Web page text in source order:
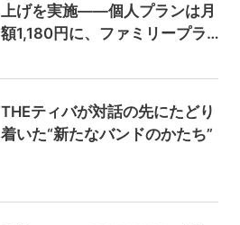
上げを実施——個人プランは月
額1,180円に、ファミリープラ
THEティバが対話の先にたどり
着いた“新たなバンドのかたち”